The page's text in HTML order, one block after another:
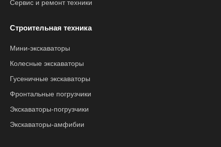
Сервис и ремонт техники
Строительная техника
Мини-экскаваторы
Колесные экскаваторы
Гусеничные экскаваторы
Фронтальные погрузчики
Экскаваторы-погрузчики
Экскаваторы-амфибии